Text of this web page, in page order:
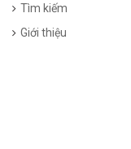
Tìm kiếm
Giới thiệu